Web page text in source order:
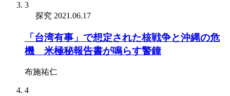
3
探究 2021.06.17
「台湾有事」で想定された核戦争と沖縄の危
機 米極秘報告書が鳴らす警鐘
布施祐仁
4